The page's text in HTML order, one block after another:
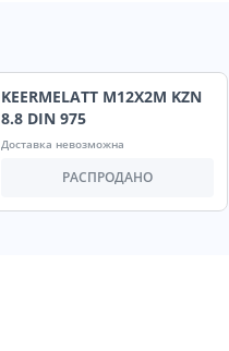
KEERMELATT M12X2M KZN
8.8 DIN 975
Доставка невозможна
РАСПРОДАНО